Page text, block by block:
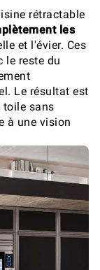
rétractable
les
et l'évier. Ces
le reste du
Le résultat est
toile sans
à une vision